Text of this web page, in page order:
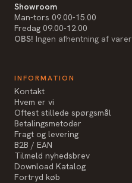
Showroom
Man-tors 09.00-15.00
Fredag 09.00-12.00
OBS! Ingen afhentning af varer
INFORMATION
Kontakt
Hvem er vi
Oftest stillede spørgsmål
Betalingsmetoder
Fragt og levering
B2B / EAN
Tilmeld nyhedsbrev
Download Katalog
Fortryd køb